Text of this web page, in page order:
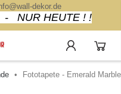
dekor.de
- NUR HEUTE ! !
Fototapete - Emerald Marble